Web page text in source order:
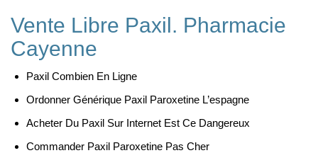
Vente Libre Paxil. Pharmacie
Cayenne
Paxil Combien En Ligne
Ordonner Générique Paxil Paroxetine L’espagne
Acheter Du Paxil Sur Internet Est Ce Dangereux
Commander Paxil Paroxetine Pas Cher